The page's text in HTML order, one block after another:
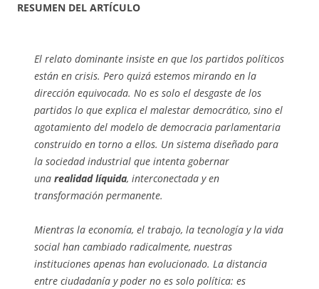
RESUMEN DEL ARTÍCULO
El relato dominante insiste en que los partidos políticos
están en crisis. Pero quizá estemos mirando en la
dirección equivocada. No es solo el desgaste de los
partidos lo que explica el malestar democrático, sino el
agotamiento del modelo de democracia parlamentaria
construido en torno a ellos. Un sistema diseñado para
la sociedad industrial que intenta gobernar
una realidad líquida, interconectada y en
transformación permanente.
Mientras la economía, el trabajo, la tecnología y la vida
social han cambiado radicalmente, nuestras
instituciones apenas han evolucionado. La distancia
entre ciudadanía y poder no es solo política: es